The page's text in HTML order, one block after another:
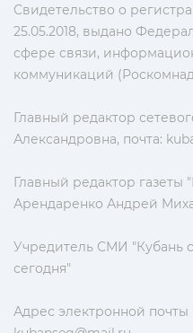
Свидетельство о
25.05.2018, выдано
сфере связи,
коммуникаций
Главный редактор
Александровна, почта:
Главный редактор газеты
Арендаренко Андрей
Учредитель СМИ "Кубань
сегодня"
Адрес электронной